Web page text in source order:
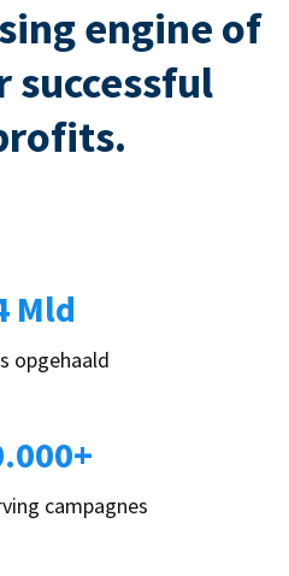
engine of
successful
Mld
opgehaald
campagnes